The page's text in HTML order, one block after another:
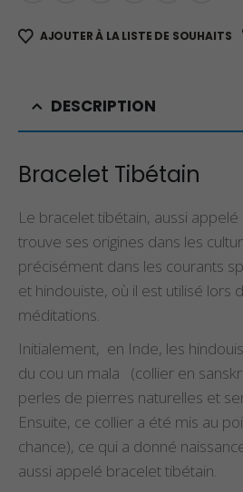
AJOUTER À LA LISTE DE SOUHAITS
DESCRIPTION
Bracelet Tibétain
Le bracelet tibétain, aussi
trouve ses origines dans les
précisément dans les courants
et hindouiste, où il est utilisé lors
méditations.
Initialement, en Inde, les
du cou un mala (collier en
perles de pierres naturelles et
Ensuite, ce collier a été mis au
chance), ce qui a donné
aussi appelé bracelet tibétain.